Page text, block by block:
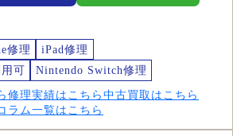
修理
iPad修理
可
Nintendo Switch修理
修理実績はこちら 中古買取はこちら
ラム一覧はこちら